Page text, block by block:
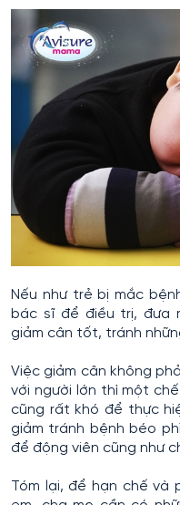
Nếu như trẻ bị mắc
bác sĩ để điều trị, đưa
giảm cân tốt, tránh
Việc giảm cân không
với người lớn thì một
cũng rất khó để thực
giảm tránh bệnh béo
để động viên cũng như
Tóm lại, để hạn chế và